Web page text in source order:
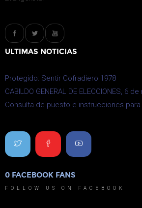
ULTIMAS NOTICIAS
Protegido: Sentir Cofradiero 1978
CABILDO GENERAL DE ELECCIONES, 6
Consulta de puesto e instrucciones
0 FACEBOOK FANS
FOLLOW US ON FACEBOOK